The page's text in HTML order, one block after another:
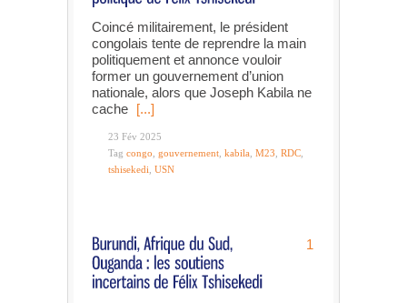
Coincé militairement, le président
congolais tente de reprendre la main
politiquement et annonce vouloir
former un gouvernement d’union
nationale, alors que Joseph Kabila ne
cache [...]
23 Fév 2025
Tag congo gouvernement kabila M23 RDC
tshisekedi USN
1